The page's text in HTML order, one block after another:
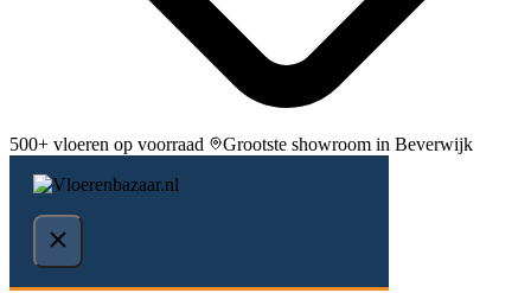
500+ vloeren op voorraad Grootste showroom in Beverwijk